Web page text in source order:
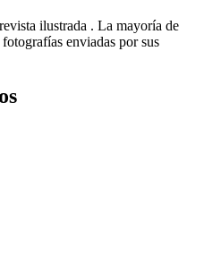
ilustrada . La mayoría de
fotografías enviadas por sus